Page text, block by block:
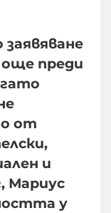
още преди
от
и
Мариус
у